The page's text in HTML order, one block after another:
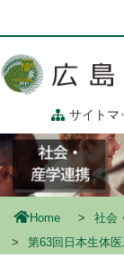
コ
ン
ツ
に
移
動
サイトマ
Home
社会
第63回日本生体